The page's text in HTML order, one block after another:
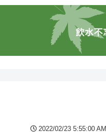
2022/02/23 5:55:00 AM